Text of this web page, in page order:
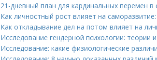
21-дневный план для кардинальных перемен в
Как личностный рост влияет на
Как откладывание дел на потом влияет на
Исследование гендерной психологии: теории
Исследование: какие физиологические